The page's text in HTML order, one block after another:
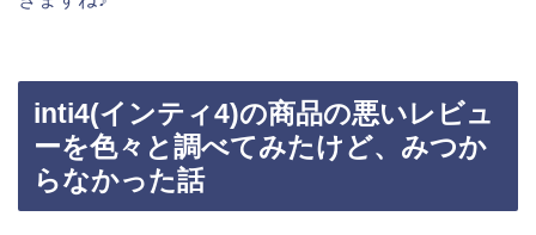
inti4(インティ4)の商品の悪いレビュ
ーを色々と調べてみたけど、みつか
らなかった話